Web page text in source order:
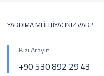
YARDIMA MI İHTİYACINIZ VAR?
Bizi Arayın
+90 530 892 29 43